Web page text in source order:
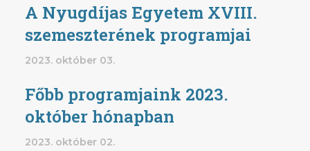
A Nyugdíjas Egyetem XVIII.
szemeszterének programjai
2023. október 03.
Főbb programjaink 2023.
október hónapban
2023. október 02.